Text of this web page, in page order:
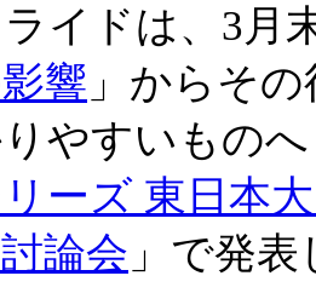
イドは、3月
響 」からそ
やすいもの
ーズ 東日本
論会 」で発